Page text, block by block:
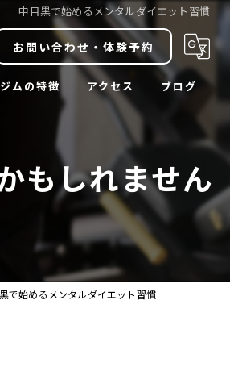
中目黒で始めるメンタルダイエット習慣
お問い合わせ・体験予約
ムの特徴
ディメイク
目黒駅近
アクセス ブログ
コラム
もしれません
で始めるメンタルダイエット習慣